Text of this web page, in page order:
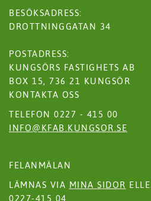
BESÖKSADRESS:
DROTTNINGGATAN 34
POSTADRESS:
KUNGSÖRS FASTIGHETS AB
BOX 15, 736 21 KUNGSÖR
KONTAKTA OSS
TELEFON 0227 - 415 00
INFO@KFAB.KUNGSOR.SE
FELANMÄLAN
LÄMNAS VIA MINA SIDOR